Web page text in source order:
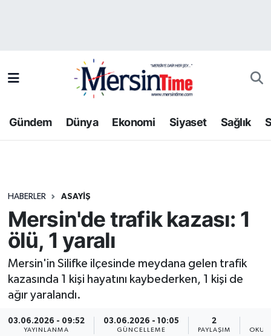
Gündem Dünya Ekonomi Siyaset Sağlık
HABERLER ASAYIŞ
Mersin'de trafik kazası: 1
ölü, 1 yaralı
Mersin'in Silifke ilçesinde meydana gelen trafik
kazasında 1 kişi hayatını kaybederken, 1 kişi de
ağır yaralandı.
03.06.2026 - 09:52
YAYINLANMA
03.06.2026 - 10:05
GÜNCELLEME
2
PAYLAŞIM
Bilim-Teknoloji
Dünya
Ekonomi
Gündem
Kültür-Sanat
Resmi İlan
Sağlık
Trafik Durumu
Tüm Manşetler
Haber Arşivi